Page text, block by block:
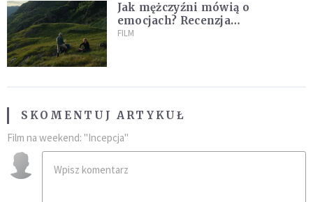
Jak mężczyźni mówią o
emocjach? Recenzja
najnowszego filmu Barta
FILM
SKOMENTUJ ARTYKUŁ
Film na weekend: "Incepcja"